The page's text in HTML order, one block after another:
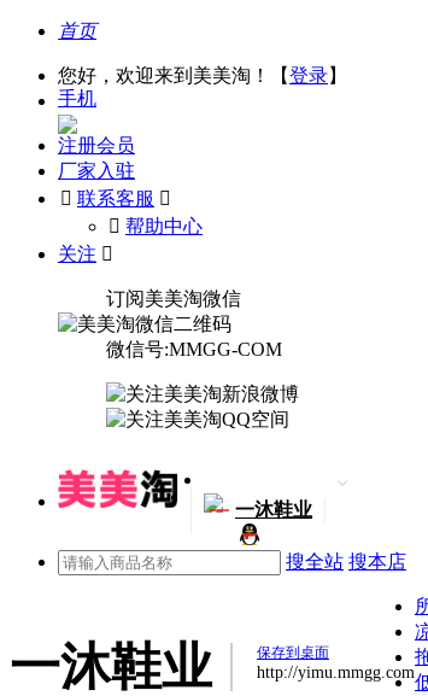
首页
您好，欢迎来到美美淘！【登录】
手机
注册会员
厂家入驻
 联系客服 
󰅃 帮助中心
关注 
订阅美美淘微信
微信号:MMGG-COM
一 一沐鞋业
搜全站 搜本店
一沐鞋业 保存到桌面
http://yimu.mmgg.com